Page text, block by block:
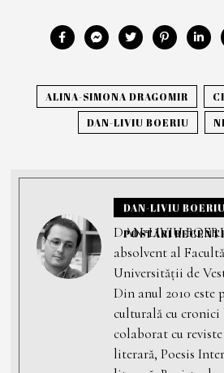
ALINA-SIMONA DRAGOMIR
DAN-LIVIU BOERIU
DAN-LIVIU BOERIU
POSTĂRI
DAN-LIVIU
absolvent al
Universității de
Din anul 2010 este
culturală cu cronici
colaborat cu
literară, Poesis